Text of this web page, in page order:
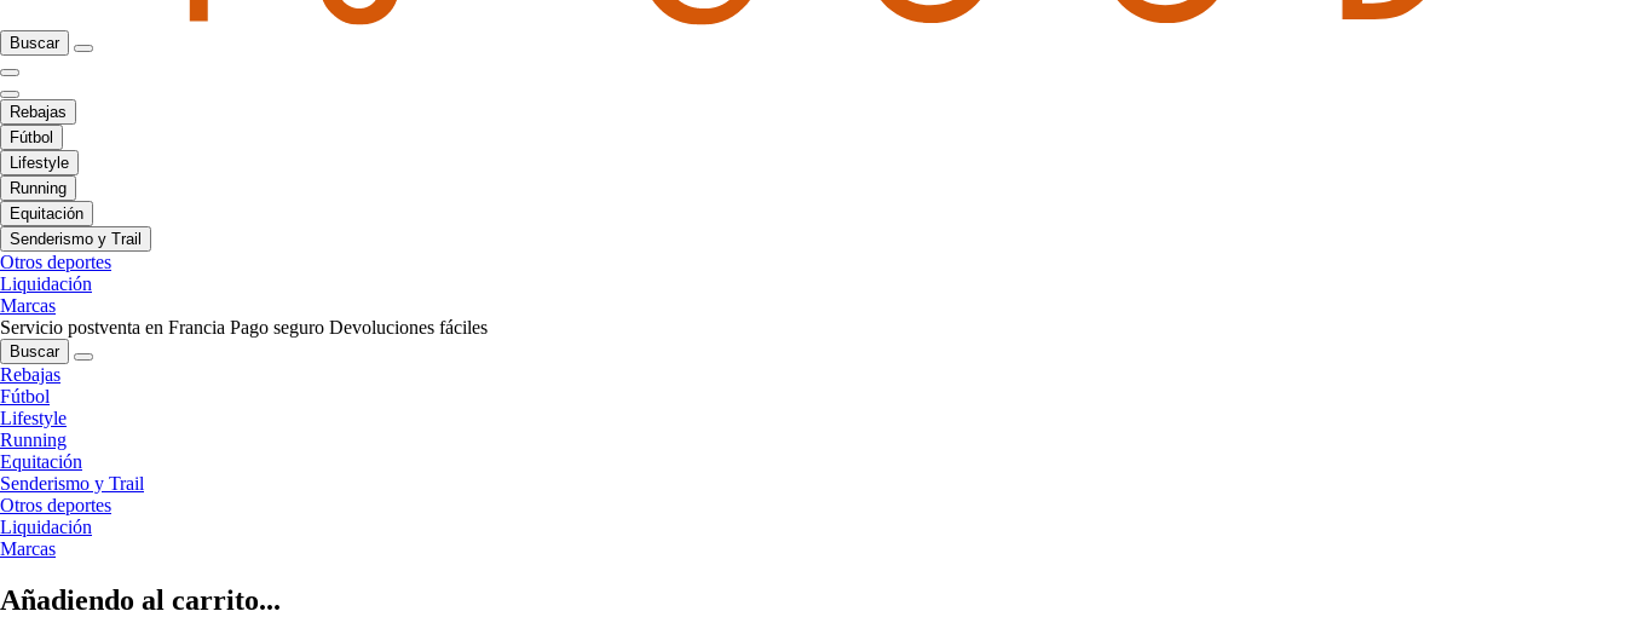
Buscar
Rebajas
Fútbol
Lifestyle
Running
Equitación
Senderismo y Trail
Otros deportes
Liquidación
Marcas
Servicio postventa en Francia Pago seguro Devoluciones fáciles
Buscar
Rebajas
Fútbol
Lifestyle
Running
Equitación
Senderismo y Trail
Otros deportes
Liquidación
Marcas
Añadiendo al carrito...